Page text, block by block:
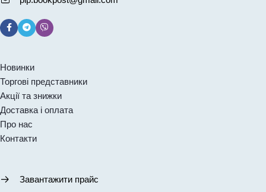
Новинки
Торгові представники
Акції та знижки
Доставка і оплата
Про нас
Контакти
Завантажити прайс